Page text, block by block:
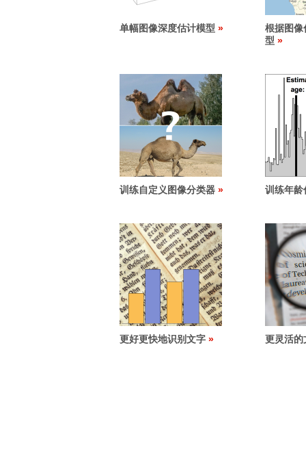
单幅图像深度估计模型
根据图像
型
训练自定义图像分类器 训练年龄
更好更快地识别文字 更灵活的